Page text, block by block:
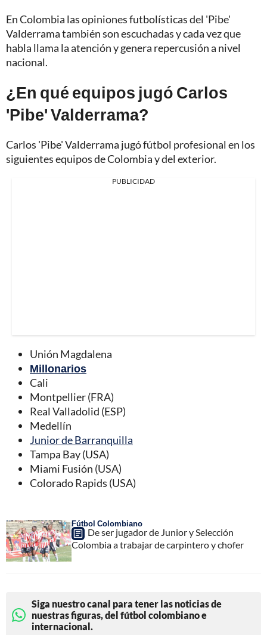
En Colombia las opiniones futbolísticas del 'Pibe'
Valderrama también son escuchadas y cada vez que
habla llama la atención y genera repercusión a nivel
nacional.
¿En qué equipos jugó Carlos
'Pibe' Valderrama?
Carlos 'Pibe' Valderrama jugó fútbol profesional en los
siguientes equipos de Colombia y del exterior.
PUBLICIDAD
Unión Magdalena
Millonarios
Cali
Montpellier (FRA)
Real Valladolid (ESP)
Medellín
Junior de Barranquilla
Tampa Bay (USA)
Miami Fusión (USA)
Colorado Rapids (USA)
Fútbol Colombiano
De ser jugador de Junior y Selección
Colombia a trabajar de carpintero y chofer
Siga nuestro canal para tener las noticias de
nuestras figuras, del fútbol colombiano e
internacional.